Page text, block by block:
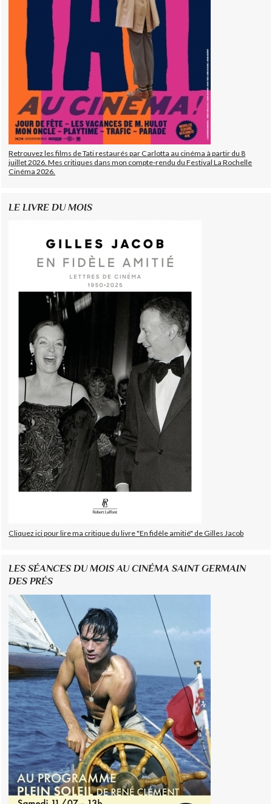
Retrouvez les films de Tati restaurés par Carlotta au cinéma à partir du 8
juillet 2026. Mes critiques dans mon compte-rendu du Festival La Rochelle
Cinéma 2026.
LE LIVRE DU MOIS
Cliquez ici pour lire ma critique du livre "En fidèle amitié" de Gilles Jacob
LES SÉANCES DU MOIS AU CINÉMA SAINT GERMAIN
DES PRÉS